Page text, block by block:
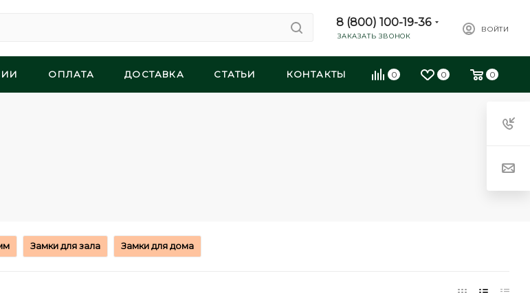
8 (800) 100-19-36
ЗАКАЗАТЬ ЗВОНОК
ВОЙТИ
0 0 0
ОПЛАТА ДОСТАВКА СТАТЬИ КОНТАКТЫ
Замки для зала Замки для дома